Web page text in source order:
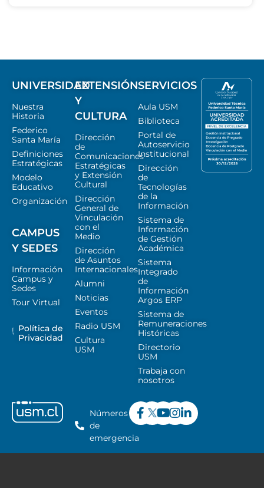
UNIVERSIDAD
Nuestra
Historia
Federico
Santa María
Definiciones
Estratégicas
Modelo
Educativo
Organización
CAMPUS
Y SEDES
Información
Campus y
Sedes
Tour Virtual
Política de
Privacidad
EXTENSIÓN
Y
CULTURA
Dirección
de
Comunicaciones
Estratégicas
y Extensión
Cultural
Dirección
General de
Vinculación
con el
Medio
Dirección
de Asuntos
Internacionales
Alumni
Noticias
Eventos
Radio USM
Cultura
USM
SERVICIOS
Aula USM
Biblioteca
Portal de
Autoservicio
Institucional
Dirección
de
Tecnologías
de la
Información
Sistema de
Información
de Gestión
Académica
Sistema
Integrado
de
Información
Argos ERP
Sistema de
Remuneraciones
Históricas
Directorio
USM
Trabaja con
nosotros
Números
de
emergencia